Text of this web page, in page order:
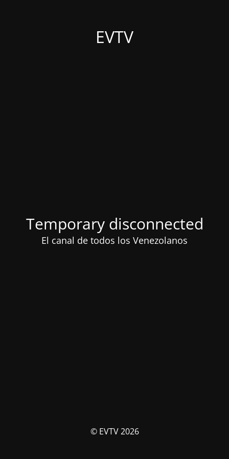
EVTV
Temporary disconnected
El canal de todos los Venezolanos
© EVTV 2026